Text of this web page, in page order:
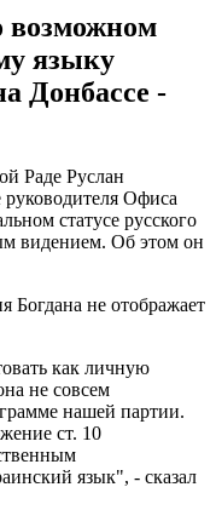
возможном
языку
Донбассе -
Раде Руслан
руководителя Офиса
статусе русского
видением. Об этом он
Богдана не отображает
как личную
не совсем
нашей партии.
ст. 10
язык", - сказал